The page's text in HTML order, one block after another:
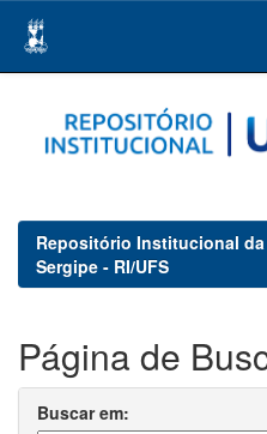
navigation
Repositório Institucional
Sergipe - RI/UFS
Página de
Buscar em: